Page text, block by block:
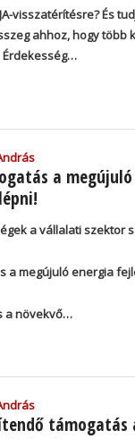
visszatérítésre? És
ahhoz, hogy
Érdekesség…
a
a vállalati szektor
a megújuló energia
a növekvő…